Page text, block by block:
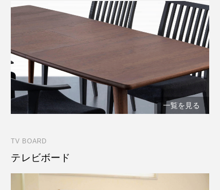
一覧を見る
TV BOARD
テレビボード